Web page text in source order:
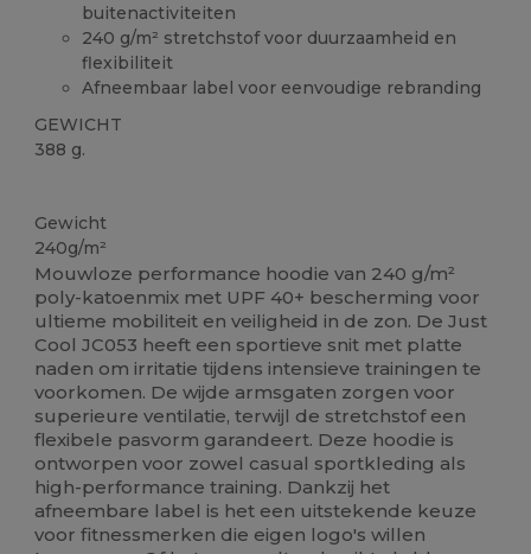
buitenactiviteiten
240 g/m² stretchstof voor duurzaamheid en
flexibiliteit
Afneembaar label voor eenvoudige rebranding
GEWICHT
388 g.
Gewicht
240g/m²
Mouwloze performance hoodie van 240 g/m²
poly-katoenmix met UPF 40+ bescherming voor
ultieme mobiliteit en veiligheid in de zon. De Just
Cool JC053 heeft een sportieve snit met platte
naden om irritatie tijdens intensieve trainingen te
voorkomen. De wijde armsgaten zorgen voor
superieure ventilatie, terwijl de stretchstof een
flexibele pasvorm garandeert. Deze hoodie is
ontworpen voor zowel casual sportkleding als
high-performance training. Dankzij het
afneembare label is het een uitstekende keuze
voor fitnessmerken die eigen logo's willen